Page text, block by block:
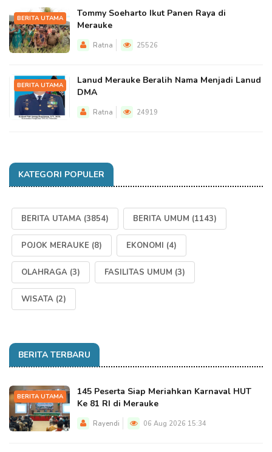
BERITA UTAMA
Tommy Soeharto Ikut Panen Raya di
Merauke
Ratna 25526
BERITA UTAMA
Lanud Merauke Beralih Nama Menjadi Lanud
DMA
Ratna 24919
KATEGORI POPULER
BERITA UTAMA (3854) BERITA UMUM (1143)
POJOK MERAUKE (8) EKONOMI (4)
OLAHRAGA (3) FASILITAS UMUM (3)
WISATA (2)
BERITA TERBARU
BERITA UTAMA
145 Peserta Siap Meriahkan Karnaval HUT
Ke 81 RI di Merauke
Rayendi 06 Aug 2026 15:34